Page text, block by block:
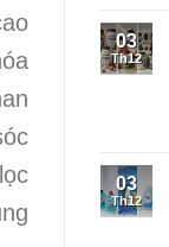
03
Th12
03
Th12